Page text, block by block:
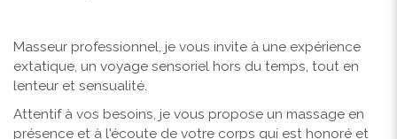
Masseur professionnel, je vous invite à une expérience
extatique, un voyage sensoriel hors du temps, tout en
lenteur et sensualité.
Attentif à vos besoins, je vous propose un massage en
présence et à l'écoute de votre corps qui est honoré et